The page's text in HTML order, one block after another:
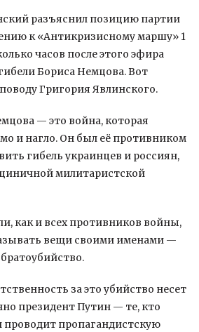
разъяснил позицию партии
к «Антикризисному маршу» 1
часов после этого эфира
Бориса Немцова. Вот
Григория Явлинского.
— это война, которая
и нагло. Он был её противником
гибель украинцев и россиян,
милитаристской
как и всех противников войны,
вещи своими именами —
за это убийство несет
президент Путин — те, кто
проводит пропагандистскую